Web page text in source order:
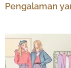
Pengalaman